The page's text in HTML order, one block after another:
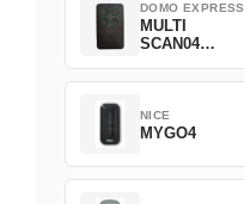
DOMO EXPRESS
MULTI
SCAN04
NICE
MYGO4